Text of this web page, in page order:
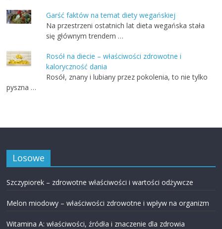
Garść faktów na temat diety wegańskiej
Na przestrzeni ostatnich lat dieta wegańska stała
się głównym trendem …
Rosół na diecie – właściwości zdrowotne i
kaloryczność dania
Rosół, znany i lubiany przez pokolenia, to nie tylko
pyszna …
Losowe
Szczypiorek – zdrowotne właściwości i wartości odżywcze
Melon miodowy – właściwości zdrowotne i wpływ na organizm
Witamina A: właściwości, źródła i znaczenie dla zdrowia